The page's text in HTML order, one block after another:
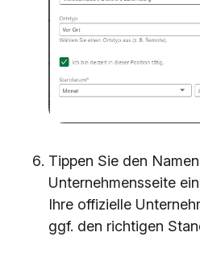
Tippen Sie den
Unternehmensseite
Ihre offizielle
ggf. den richtigen